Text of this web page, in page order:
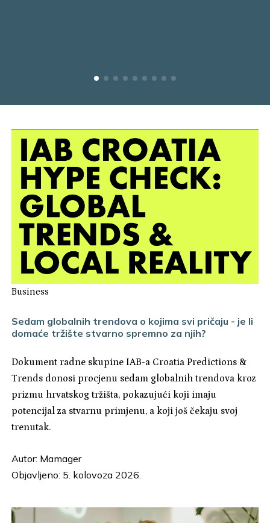
Business
Sedam globalnih trendova o kojima svi pričaju - je li
domaće tržište stvarno spremno za njih?
Dokument radne skupine IAB-a Croatia Predictions &
Trends donosi procjenu sedam globalnih trendova kroz
prizmu hrvatskog tržišta, pokazujući koji imaju
potencijal za stvarnu primjenu, a koji još čekaju svoj
trenutak.
Autor: Mamager
Objavljeno: 5. kolovoza 2026.